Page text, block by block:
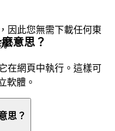
因此您無需下載任何東
。意思？
在網頁中執行。這樣可
軟體。
思？